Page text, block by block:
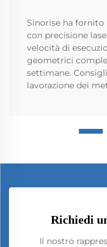
Sinorise ha
con precisione
velocità di
geometrici
settimane.
lavorazione dei
Richiedi
Il nostro